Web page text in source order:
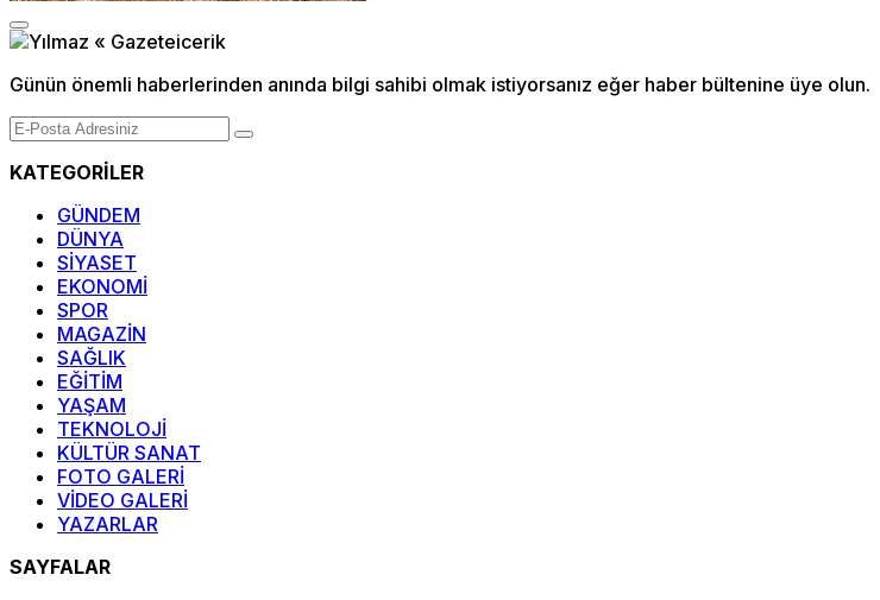
Günün önemli haberlerinden anında bilgi sahibi olmak istiyorsanız eğer haber bültenine üye olun.
KATEGORİLER
GÜNDEM
DÜNYA
SİYASET
EKONOMİ
SPOR
MAGAZİN
SAĞLIK
EĞİTİM
YAŞAM
TEKNOLOJİ
KÜLTÜR SANAT
FOTO GALERİ
VİDEO GALERİ
YAZARLAR
SAYFALAR